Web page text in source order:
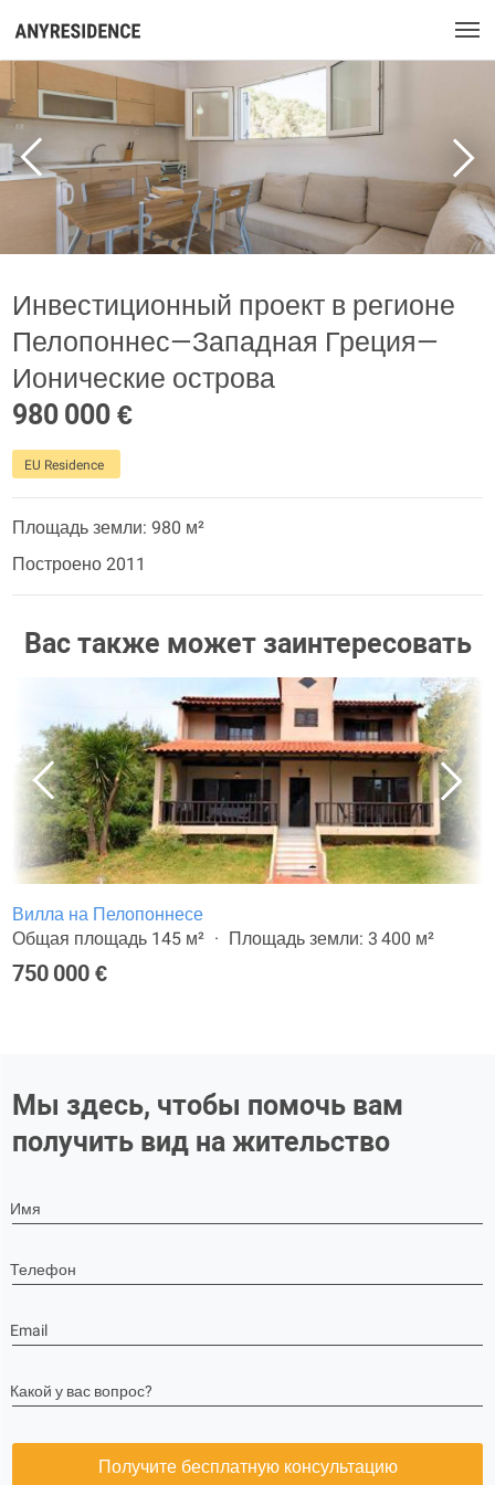
Инвестиционный проект в регионе
Пелопоннес—Западная Греция—
Ионические острова
980 000 €
EU Residence
Площадь земли: 980 м²
Построено 2011
Вас также может заинтересовать
Вилла на Пелопоннесе
Общая площадь 145 м²
Площадь земли: 3 400 м²
750 000 €
Мы здесь, чтобы помочь вам
получить вид на жительство
Имя
Телефон
Email
Какой у вас вопрос?
Получите бесплатную консультацию